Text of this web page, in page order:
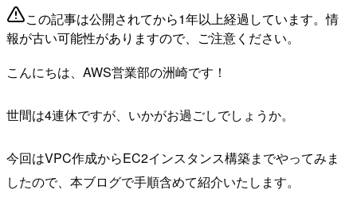
この記事は公開されてから1年以上経過しています。情
報が古い可能性がありますので、ご注意ください。
こんにちは、AWS営業部の洲崎です！
世間は4連休ですが、いかがお過ごしでしょうか。
今回はVPC作成からEC2インスタンス構築までやってみま
したので、本ブログで手順含めて紹介いたします。